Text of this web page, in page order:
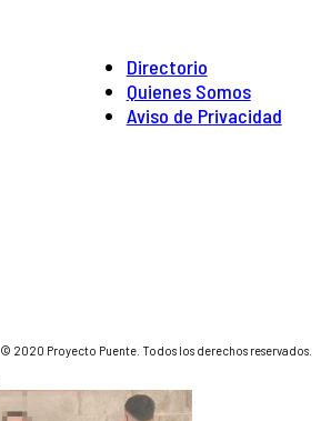
Directorio
Quienes Somos
Aviso de Privacidad
© 2020 Proyecto Puente. Todos los derechos reservados.